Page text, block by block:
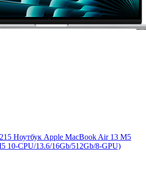
Ноутбук Apple MacBook Air 13 M5
10-CPU/13.6/16Gb/512Gb/8-GPU)